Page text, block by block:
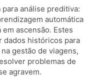
análise preditiva:
automática
ascensão. Estes
dados históricos para
gestão de viagens,
problemas de
agravem.